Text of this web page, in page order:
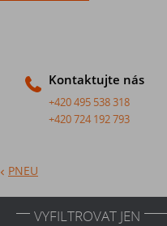
Kontaktujte nás
+420 495 538 318
+420 724 192 793
PNEU
VYFILTROVAT JEN